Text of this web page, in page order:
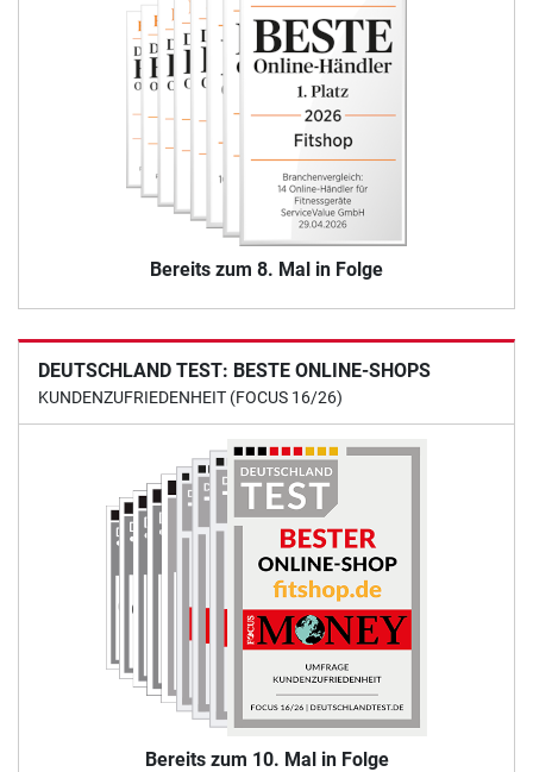
Bereits zum 8. Mal in Folge
DEUTSCHLAND TEST: BESTE ONLINE-SHOPS
KUNDENZUFRIEDENHEIT (FOCUS 16/26)
Bereits zum 10. Mal in Folge